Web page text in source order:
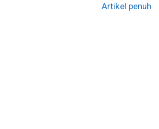
Artikel penuh